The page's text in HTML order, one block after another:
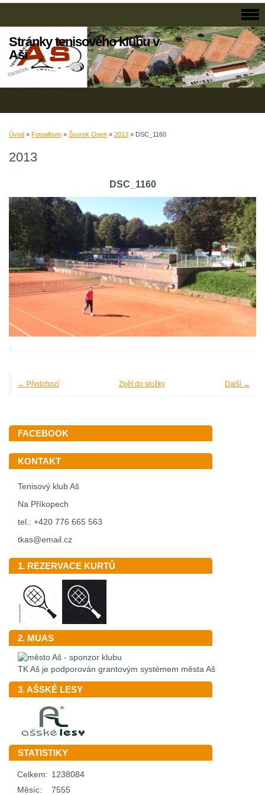
Stránky tenisového klubu v
Aši
Úvod » Fotoalbum » Šourek Open » 2013 » DSC_1160
2013
DSC_1160
← Předchozí Další →
Zpět do složky
FACEBOOK
KONTAKT
Tenisový klub Aš
Na Příkopech
tel.: +420 776 665 563
tkas@email.cz
1. REZERVACE KURTŮ
2. MUAS
TK Aš je podporován grantovým systémem města Aš
3. AŠSKÉ LESY
STATISTIKY
Celkem: 1238084
Měsíc:
7555